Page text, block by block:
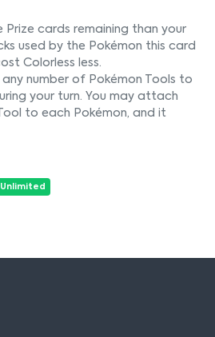
Prize cards remaining than your
used by the Pokémon this card
Colorless less.
number of Pokémon Tools to
your turn. You may attach
to each Pokémon, and it
Unlimited